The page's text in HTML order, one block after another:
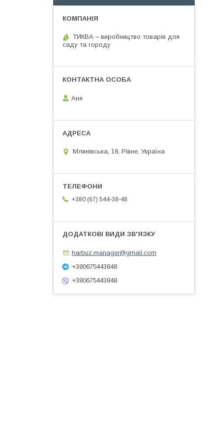
ТИКВА – виробництво товарів для
саду та городу
Аня
Млинівська, 18, Рівне, Україна
+380 (67) 544-38-48
harbuz.manager@gmail.com
+380675443848
+380675443848